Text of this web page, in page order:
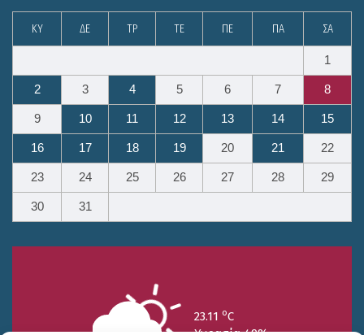
ΚΥ ΔΕ ΤΡ ΤΕ ΠΕ ΠΑ ΣΑ
1
2 3 4 5 6 7 8
9 10 11 12 13 14 15
16 17 18 19 20 21 22
23 24 25 26 27 28 29
30 31
23.11 oC